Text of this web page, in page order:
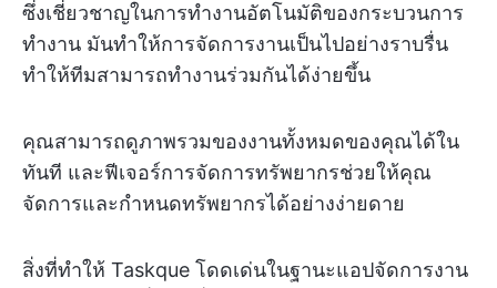
ซึ่งเชี่ยวชาญในการทำงานอัตโนมัติของกระบวนการ
ทำงาน มันทำให้การจัดการงานเป็นไปอย่างราบรื่น
ทำให้ทีมสามารถทำงานร่วมกันได้ง่ายขึ้น
คุณสามารถดูภาพรวมของงานทั้งหมดของคุณได้ใน
ทันที และฟีเจอร์การจัดการทรัพยากรช่วยให้คุณ
จัดการและกำหนดทรัพยากรได้อย่างง่ายดาย
สิ่งที่ทำให้ Taskque โดดเด่นในฐานะแอปจัดการงาน